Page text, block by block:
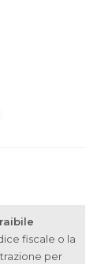
fiscale o la
per